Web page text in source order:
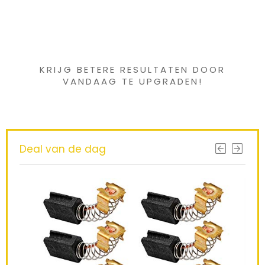
KRIJG BETERE RESULTATEN DOOR
VANDAAG TE UPGRADEN!
Deal van de dag